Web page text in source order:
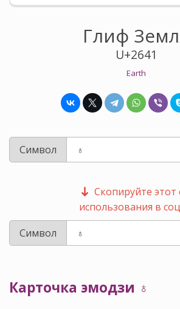
Глиф
U+2641
Earth
Символ
Скопируйте этот
использования в
Символ
Карточка эмодзи ♁